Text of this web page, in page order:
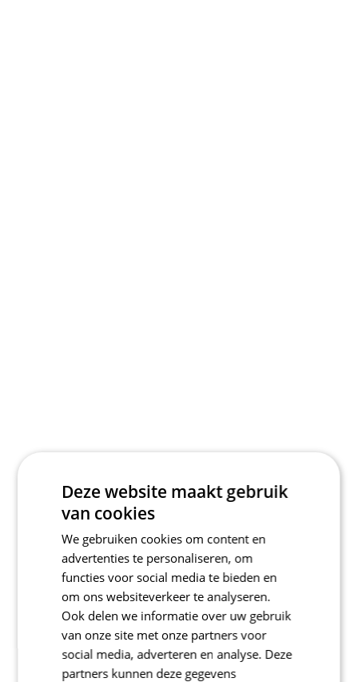
Deze website maakt gebruik
van cookies
We gebruiken cookies om content en
advertenties te personaliseren, om
functies voor social media te bieden en
om ons websiteverkeer te analyseren.
Ook delen we informatie over uw gebruik
van onze site met onze partners voor
social media, adverteren en analyse. Deze
partners kunnen deze gegevens